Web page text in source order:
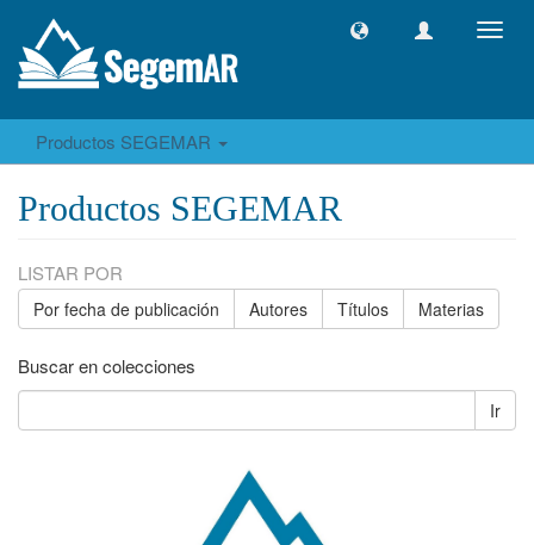
Productos SEGEMAR
Productos SEGEMAR
LISTAR POR
Por fecha de publicación Autores Títulos Materias
Buscar en colecciones
Ir